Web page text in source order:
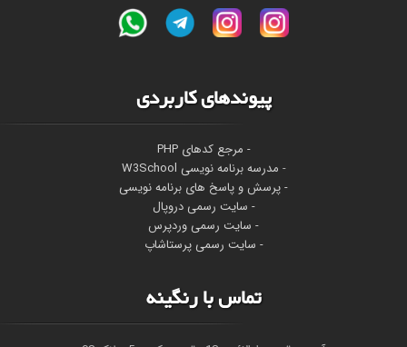
پیوندهای کاربردی
- مرجع کدهای PHP
- مدرسه برنامه نویسی W3School
- پرسش و پاسخ های برنامه نویسی
- سایت رسمی دروپال
- سایت رسمی وردپرس
- سایت رسمی پرستاشاپ
تماس با رنگینه